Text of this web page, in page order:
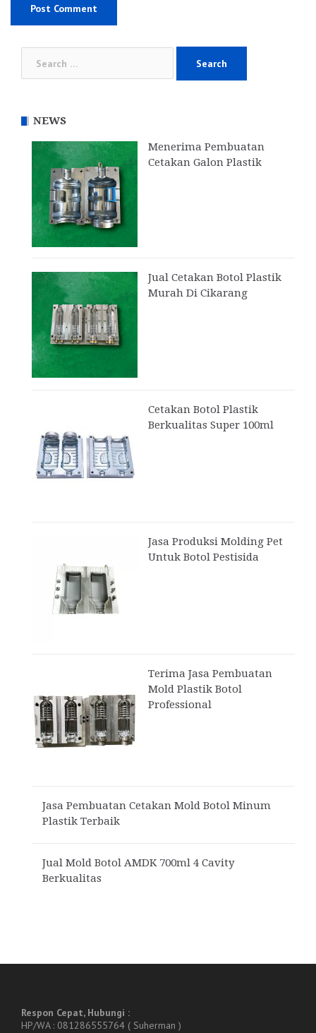
NEWS
Menerima Pembuatan
Cetakan Galon Plastik
Jual Cetakan Botol Plastik
Murah Di Cikarang
Cetakan Botol Plastik
Berkualitas Super 100ml
Jasa Produksi Molding Pet
Untuk Botol Pestisida
Terima Jasa Pembuatan
Mold Plastik Botol
Professional
Jasa Pembuatan Cetakan Mold Botol Minum
Plastik Terbaik
Jual Mold Botol AMDK 700ml 4 Cavity
Berkualitas
Respon Cepat, Hubungi :
HP/WA : 081286555764 ( Suherman )